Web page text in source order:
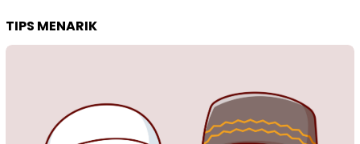
TIPS MENARIK